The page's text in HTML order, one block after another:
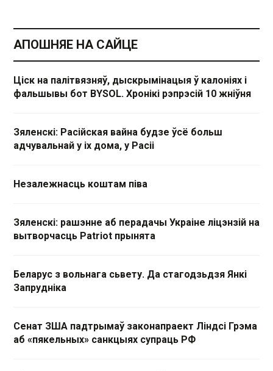
АПОШНЯЕ НА САЙЦЕ
Ціск на палітвязняў, дыскрымінацыя ў калоніях і
фальшывы бот BYSOL. Хронікі рэпрэсій 10 жніўня
Зяленскі: Расійская вайна будзе ўсё больш
адчувальнай у іх дома, у Расіі
Незалежнасць коштам піва
Зяленскі: рашэнне аб перадачы Украіне ліцэнзій на
вытворчасць Patriot прынята
Беларус з вольнага сьвету. Да стагодзьдзя Янкі
Запрудніка
Сенат ЗША падтрымаў законапраект Ліндсі Грэма
аб «пякельных» санкцыях супраць РФ